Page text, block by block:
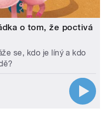
o tom, že poctivá
se, kdo je líný a kdo